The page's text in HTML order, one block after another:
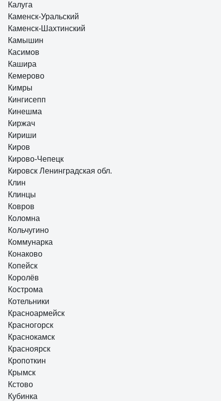
Калуга
Каменск-Уральский
Каменск-Шахтинский
Камышин
Касимов
Кашира
Кемерово
Кимры
Кингисепп
Кинешма
Киржач
Кириши
Киров
Кирово-Чепецк
Кировск Ленинградская обл.
Клин
Клинцы
Ковров
Коломна
Кольчугино
Коммунарка
Конаково
Копейск
Королёв
Кострома
Котельники
Красноармейск
Красногорск
Краснокамск
Красноярск
Кропоткин
Крымск
Кстово
Кубинка